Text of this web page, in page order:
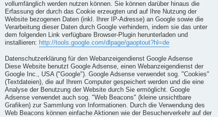
vollumfänglich werden nutzen können. Sie können darüber hinaus die
Erfassung der durch das Cookie erzeugten und auf Ihre Nutzung der
Website bezogenen Daten (inkl. Ihrer IP-Adresse) an Google sowie die
Verarbeitung dieser Daten durch Google verhindern, indem sie das unter
dem folgenden Link verfügbare Browser-Plugin herunterladen und
installieren: http://tools.google.com/dlpage/gaoptout?hl=de
Datenschutzerklärung für den Webanzeigendienst Google Adsense
Diese Website benutzt Google Adsense, einen Webanzeigendienst der
Google Inc., USA ("Google"). Google Adsense verwendet sog. "Cookies"
(Textdateien), die auf Ihrem Computer gespeichert werden und die eine
Analyse der Benutzung der Website durch Sie ermöglicht. Google
Adsense verwendet auch sog. "Web Beacons" (kleine unsichtbare
Grafiken) zur Sammlung von Informationen. Durch die Verwendung des
Web Beacons können einfache Aktionen wie der Besucherverkehr auf der